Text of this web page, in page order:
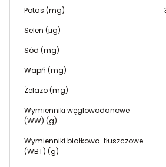
Potas (mg)
Selen (μg)
Sód (mg)
Wapń (mg)
Żelazo (mg)
Wymienniki węglowodanowe
(WW) (g)
Wymienniki białkowo-tłuszczowe
(WBT) (g)